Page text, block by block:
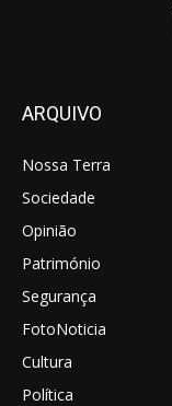
ARQUIVO
Nossa Terra
Sociedade
Opinião
Património
Segurança
FotoNoticia
Cultura
Política